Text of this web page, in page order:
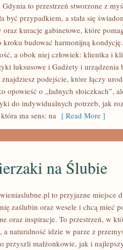
Gdynia to przestrzeń stworzone z
być przypadkiem, a stała się
oraz kuracje gabinetowe, które
kroku budować harmonijną
a obok niej człowiek: klientka i
luksusowe i Gadżety i urządzenia
podejście, które łączy
opowieść o „ładnych słoiczkach”,
do indywidualnych potrzeb, jak
ma sens: na [ Read More ]
na Ślubie
to przyjazne miejsce
zaślubin oraz wesele i chcą mieć
oraz inspiracje. To przestrzeń, w
a naturalność idzie w parze z
przyszli małżonkowie, jak i